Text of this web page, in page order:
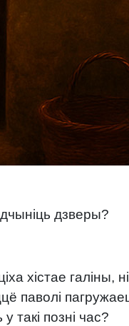
дзверы?
хістае галіны,
паволі
позні час?